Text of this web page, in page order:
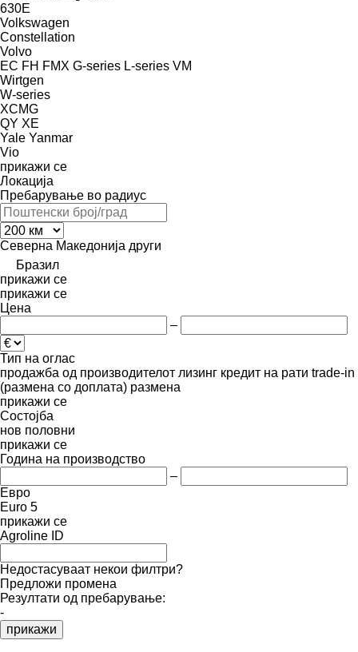
630E
Volkswagen
Constellation
Volvo
EC FH FMX G-series L-series VM
Wirtgen
W-series
XCMG
QY XE
Yale Yanmar
Vio
прикажи се
Локација
Пребарување во радиус
Северна Македонија други
Бразил
прикажи се
прикажи се
Цена
–
Тип на оглас
продажба од производителот лизинг кредит на рати trade-in
(размена со доплата) размена
прикажи се
Состојба
нов половни
прикажи се
Година на производство
–
Евро
Euro 5
прикажи се
Agroline ID
Недостасуваат некои филтри?
Предложи промена
Резултати од пребарување:
-
прикажи